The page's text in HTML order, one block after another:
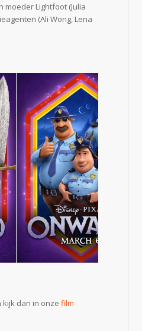
moeder Lightfoot (Julia
(Ali Wong, Lena
kijk dan in onze film